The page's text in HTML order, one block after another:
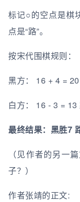
标记○的空点是棋
点是“路”。
按宋代围棋规则：
黑方： 16 + 4 =
白方： 16 - 3 = 13
最终结果：黑胜7
（见作者的另一
子？）
作者张靖的正文: